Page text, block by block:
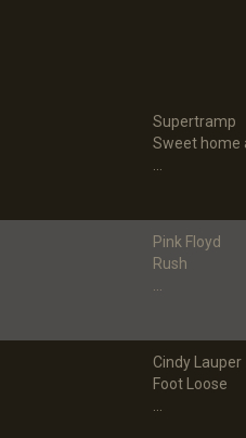
Supertramp
Sweet home
Pink Floyd
Rush
Cindy Lauper
Foot Loose